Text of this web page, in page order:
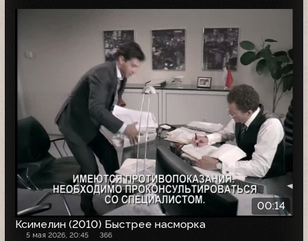
00:14
Ксимелин (2010) Быстрее насморка
5 мая 2026, 20:45 366